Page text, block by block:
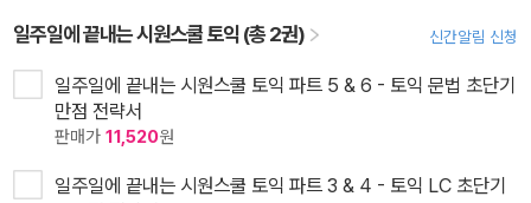
일주일에 끝내는 시원스쿨 토익 (총 2권) 신간알림 신청
일주일에 끝내는 시원스쿨 토익 파트 5 & 6 - 토익 문법 초단기
만점 전략서
판매가 11,520원
일주일에 끝내는 시원스쿨 토익 파트 3 & 4 - 토익 LC 초단기